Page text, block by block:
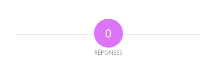
0
RÉPONSES